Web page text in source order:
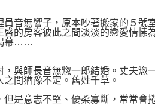
音無響子，原本吵著搬家的５號
的房客彼此之間淡淡的戀愛情愫
幕……
與師長音無惣一郎結婚。丈夫惣
間猶豫不定。舊姓千草。
是意志不堅、優柔寡斷，常常會